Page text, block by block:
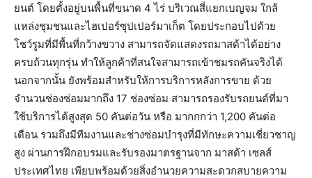
ยนต์ โดยตั้งอยู่บนพื้นที่ขนาด 4 ไร่ บริเวณสี่แยกเบญจม ใกล้
แหล่งชุมชนและไฮเปอร์ซุปเปอร์มาเก็ต โดยประกอบไปด้วย
โชว์รูมที่มีพื้นที่กว้างขวาง สามารถจัดแสดงรถมาสด้าได้อย่าง
ครบถ้วนทุกรุ่น ทำให้ลูกค้าที่สนใจสามารถเข้าชมรถคันจริงได้
นอกจากนั้น ยังพร้อมสำหรับให้การบริการหลังการขาย ด้วย
จำนวนช่องซ่อมมากถึง 17 ช่องซ่อม สามารถรองรับรถยนต์ที่มา
ใช้บริการได้สูงสุด 50 คันต่อวัน หรือ มากกกว่า 1,200 คันต่อ
เดือน รวมถึงมีทีมงานและช่างซ่อมบำรุงที่มีทักษะความเชี่ยวชาญ
สูง ผ่านการฝึกอบรมและรับรองมาตรฐานจาก มาสด้า เซลส์
ประเทศไทย เพียบพร้อมด้วยสิ่งอำนวยความสะดวกสบายความ